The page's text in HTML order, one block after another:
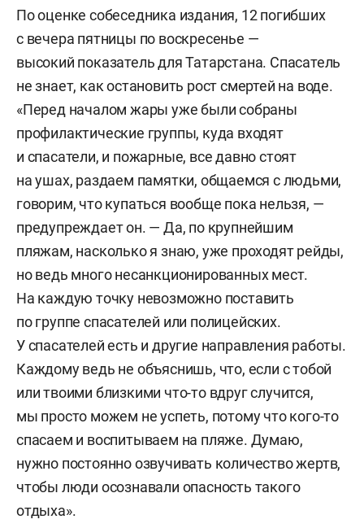
По оценке собеседника издания, 12 погибших
с вечера пятницы по воскресенье —
высокий показатель для Татарстана. Спасатель
не знает, как остановить рост смертей на воде.
«Перед началом жары уже были собраны
профилактические группы, куда входят
и спасатели, и пожарные, все давно стоят
на ушах, раздаем памятки, общаемся с людьми,
говорим, что купаться вообще пока нельзя, —
предупреждает он. — Да, по крупнейшим
пляжам, насколько я знаю, уже проходят рейды,
но ведь много несанкционированных мест.
На каждую точку невозможно поставить
по группе спасателей или полицейских.
У спасателей есть и другие направления работы.
Каждому ведь не объяснишь, что, если с тобой
или твоими близкими что-то вдруг случится,
мы просто можем не успеть, потому что кого-то
спасаем и воспитываем на пляже. Думаю,
нужно постоянно озвучивать количество жертв,
чтобы люди осознавали опасность такого
отдыха».